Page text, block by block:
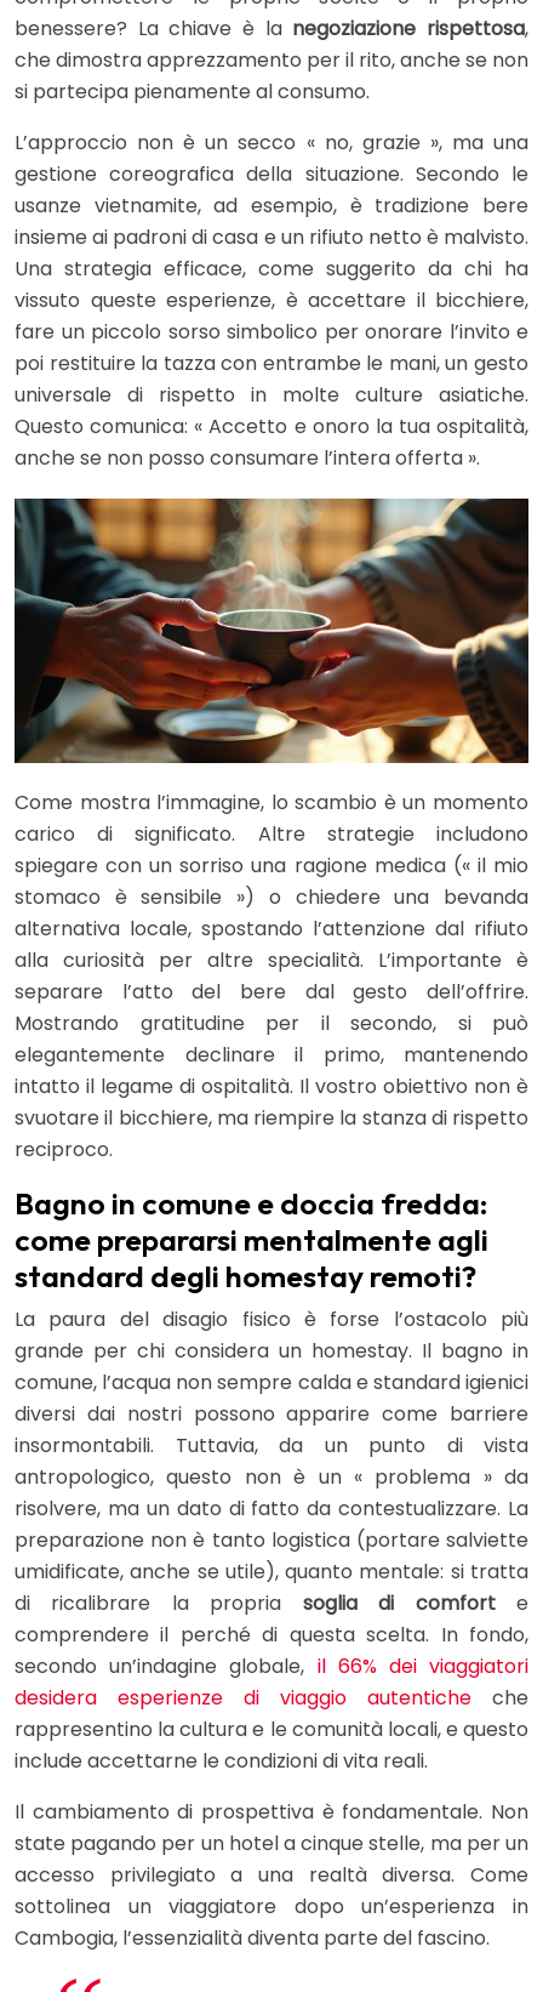
benessere? La chiave è la negoziazione rispettosa,
che dimostra apprezzamento per il rito, anche se non
si partecipa pienamente al consumo.
L’approccio non è un secco « no, grazie », ma una
gestione coreografica della situazione. Secondo le
usanze vietnamite, ad esempio, è tradizione bere
insieme ai padroni di casa e un rifiuto netto è malvisto.
Una strategia efficace, come suggerito da chi ha
vissuto queste esperienze, è accettare il bicchiere,
fare un piccolo sorso simbolico per onorare l’invito e
poi restituire la tazza con entrambe le mani, un gesto
universale di rispetto in molte culture asiatiche.
Questo comunica: « Accetto e onoro la tua ospitalità,
anche se non posso consumare l’intera offerta ».
Come mostra l’immagine, lo scambio è un momento
carico di significato. Altre strategie includono
spiegare con un sorriso una ragione medica (« il mio
stomaco è sensibile ») o chiedere una bevanda
alternativa locale, spostando l’attenzione dal rifiuto
alla curiosità per altre specialità. L’importante è
separare l’atto del bere dal gesto dell’offrire.
Mostrando gratitudine per il secondo, si può
elegantemente declinare il primo, mantenendo
intatto il legame di ospitalità. Il vostro obiettivo non è
svuotare il bicchiere, ma riempire la stanza di rispetto
reciproco.
Bagno in comune e doccia fredda:
come prepararsi mentalmente agli
standard degli homestay remoti?
La paura del disagio fisico è forse l’ostacolo più
grande per chi considera un homestay. Il bagno in
comune, l’acqua non sempre calda e standard igienici
diversi dai nostri possono apparire come barriere
insormontabili. Tuttavia, da un punto di vista
antropologico, questo non è un « problema » da
risolvere, ma un dato di fatto da contestualizzare. La
preparazione non è tanto logistica (portare salviette
umidificate, anche se utile), quanto mentale: si tratta
di ricalibrare la propria soglia di comforte
comprendere il perché di questa scelta. In fondo,
secondo un’indagine globale, il 66% dei viaggiatori
desidera esperienze di viaggio autentiche che
rappresentino la cultura e le comunità locali, e questo
include accettarne le condizioni di vita reali.
Il cambiamento di prospettiva è fondamentale. Non
state pagando per un hotel a cinque stelle, ma per un
accesso privilegiato a una realtà diversa. Come
sottolinea un viaggiatore dopo un’esperienza in
Cambogia, l’essenzialità diventa parte del fascino.